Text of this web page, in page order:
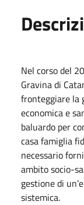
Nel corso del
Gravina di
fronteggiare la
economica e
baluardo per
casa famiglia
necessario
ambito socio-
gestione di
sistemica.